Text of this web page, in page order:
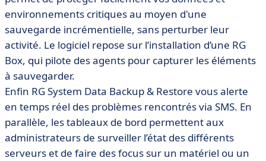
environnements critiques au moyen d'une
sauvegarde incrémentielle, sans perturber leur
activité. Le logiciel repose sur l’installation d’une RG
Box, qui pilote des agents pour capturer les éléments
à sauvegarder.
Enfin RG System Data Backup & Restore vous alerte
en temps réel des problèmes rencontrés via SMS. En
parallèle, les tableaux de bord permettent aux
administrateurs de surveiller l’état des différents
serveurs et de faire des focus sur un matériel ou un